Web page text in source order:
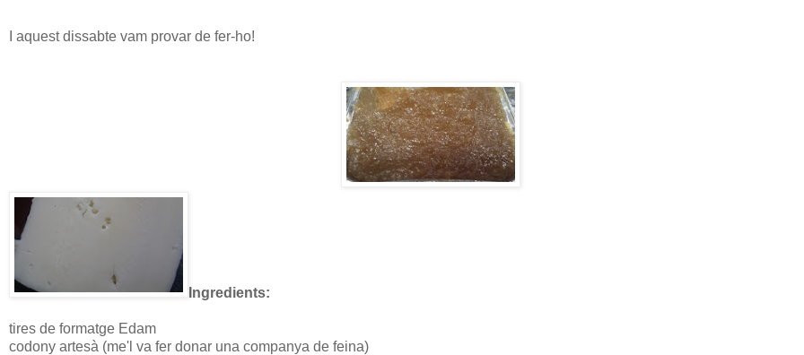
I aquest dissabte vam provar de fer-ho!
Ingredients:
tires de formatge Edam
codony artesà (me'l va fer donar una companya de feina)